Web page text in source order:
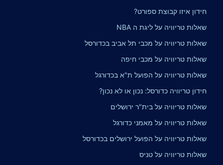
חידון איזו קבוצת ספורט?
שאלות טריוויה על ליגת ה NBA
שאלות טריוויה על מכבי תל אביב בכדורסל
שאלות טריוויה על מכבי חיפה
שאלות טריוויה על הפועל ת"א בכדורגל
חידון טריוויה כדורסל: נכון או לא נכון?
שאלות טריוויה על בית"ר ירושלים
שאלות טריוויה על מאמני כדורגל
שאלות טריוויה על הפועל ירושלים בכדורסל
שאלות טריוויה על טניס